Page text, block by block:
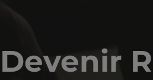
Devenir